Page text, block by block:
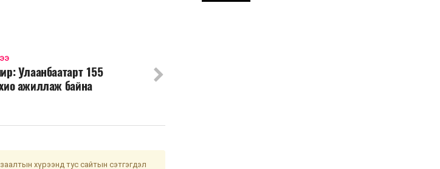
Улаанбаатарт 155
ажиллаж байна
хүрээнд тус сайтын сэтгэгдэл